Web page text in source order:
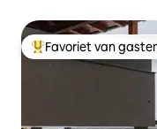
Topfavoriet van
Favoriet van